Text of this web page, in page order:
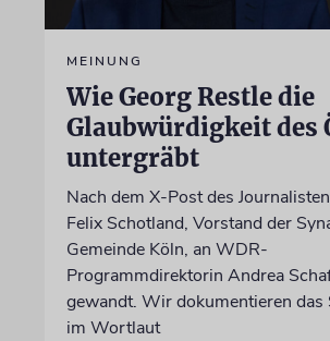
MEINUNG
Wie Georg Restle die
Glaubwürdigkeit des
untergräbt
Nach dem X-Post des
Felix Schotland, Vorstand der
Gemeinde Köln, an WDR-
Programmdirektorin Andrea
gewandt. Wir dokumentieren das
im Wortlaut